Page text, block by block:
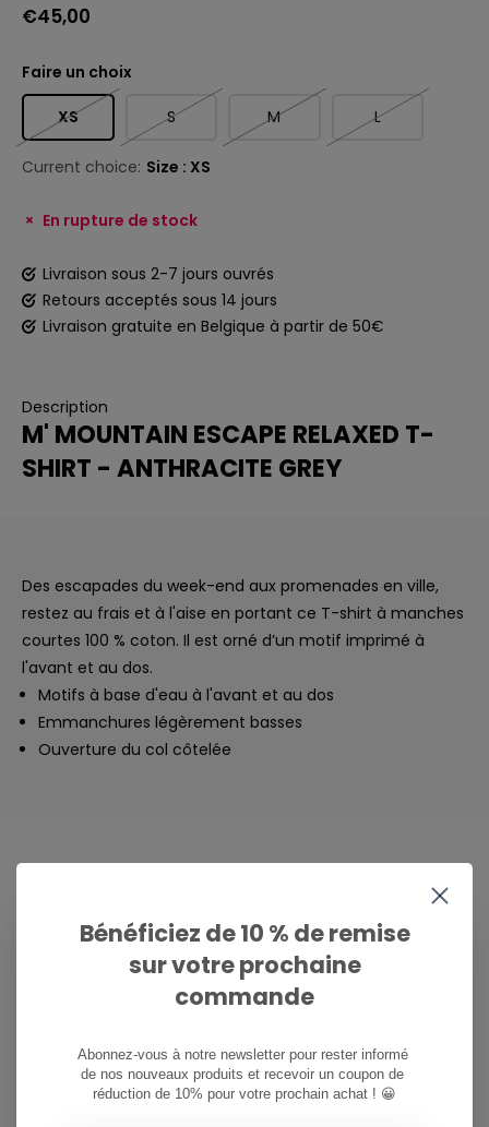
€45,00
Faire un choix
XS S M L
Current choice: Size : XS
En rupture de stock
Livraison sous 2-7 jours ouvrés
Retours acceptés sous 14 jours
Livraison gratuite en Belgique à partir de 50€
Description
M' MOUNTAIN ESCAPE RELAXED T-
SHIRT - ANTHRACITE GREY
Des escapades du week-end aux promenades en ville,
restez au frais et à l'aise en portant ce T-shirt à manches
courtes 100 % coton. Il est orné d’un motif imprimé à
l'avant et au dos.
Motifs à base d'eau à l'avant et au dos
Emmanchures légèrement basses
Ouverture du col côtelée
Service à la clientèle:
info@ostreet.be
Bénéficiez de 10 % de remise
sur votre prochaine
commande
Abonnez-vous à notre newsletter pour rester informé
de nos nouveaux produits et recevoir un coupon de
réduction de 10% pour votre prochain achat ! 😀